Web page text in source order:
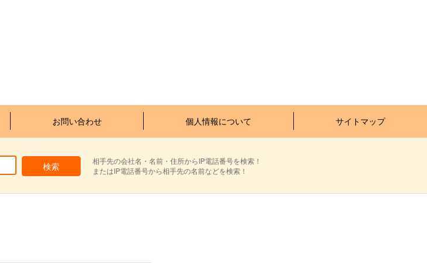
お問い合わせ 個人情報について サイトマップ
相手先の会社名・名前・住所からIP電話番号を検索！
またはIP電話番号から相手先の名前などを検索！